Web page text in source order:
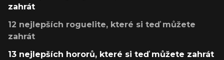
zahrát
12 nejlepších roguelite, které si teď můžete
zahrát
13 nejlepších hororů, které si teď můžete zahrát